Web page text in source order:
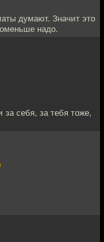
думают. Значит это
надо.
себя, за тебя тоже,